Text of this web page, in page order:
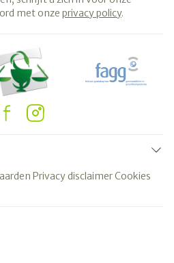
met onze privacy policy.
Privacy disclaimerCookies